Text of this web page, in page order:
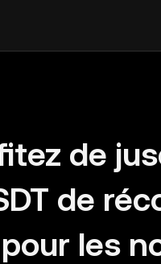
de
de
pour les